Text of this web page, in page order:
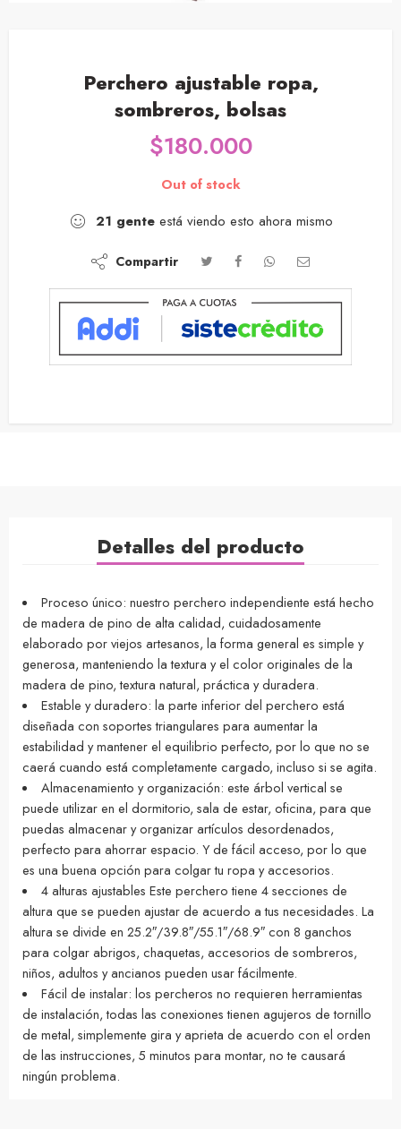
Perchero ajustable ropa,
sombreros, bolsas
$180.000
Out of stock
21 genteestá viendo esto ahora mismo
Compartir
Detalles del producto
Proceso único: nuestro perchero independiente está hecho
de madera de pino de alta calidad, cuidadosamente
elaborado por viejos artesanos, la forma general es simple y
generosa, manteniendo la textura y el color originales de la
madera de pino, textura natural, práctica y duradera.
Estable y duradero: la parte inferior del perchero está
diseñada con soportes triangulares para aumentar la
estabilidad y mantener el equilibrio perfecto, por lo que no se
caerá cuando está completamente cargado, incluso si se agita.
Almacenamiento y organización: este árbol vertical se
puede utilizar en el dormitorio, sala de estar, oficina, para que
puedas almacenar y organizar artículos desordenados,
perfecto para ahorrar espacio. Y de fácil acceso, por lo que
es una buena opción para colgar tu ropa y accesorios.
4 alturas ajustables Este perchero tiene 4 secciones de
altura que se pueden ajustar de acuerdo a tus necesidades. La
altura se divide en 25.2″/39.8″/55.1″/68.9″ con 8 ganchos
para colgar abrigos, chaquetas, accesorios de sombreros,
niños, adultos y ancianos pueden usar fácilmente.
Fácil de instalar: los percheros no requieren herramientas
de instalación, todas las conexiones tienen agujeros de tornillo
de metal, simplemente gira y aprieta de acuerdo con el orden
de las instrucciones, 5 minutos para montar, no te causará
ningún problema.